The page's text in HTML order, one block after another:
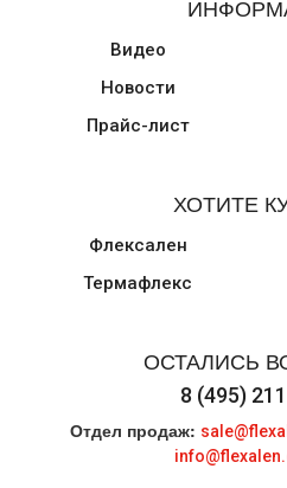
Видео
Новости
Прайс-лист
ХОТИТЕ
Флексален
Термафлекс
ОСТАЛИСЬ
8 (495)
Отдел продаж: